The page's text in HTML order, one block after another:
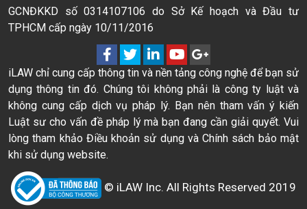
GCNĐKKD số 0314107106 do Sở Kế hoạch và Đầu tư
TPHCM cấp ngày 10/11/2016
iLAW chỉ cung cấp thông tin và nền tảng công nghệ để bạn sử
dụng thông tin đó. Chúng tôi không phải là công ty luật và
không cung cấp dịch vụ pháp lý. Bạn nên tham vấn ý kiến
Luật sư cho vấn đề pháp lý mà bạn đang cần giải quyết. Vui
lòng tham khảo Điều khoản sử dụng và Chính sách bảo mật
khi sử dụng website.
© iLAW Inc. All Rights Reserved 2019